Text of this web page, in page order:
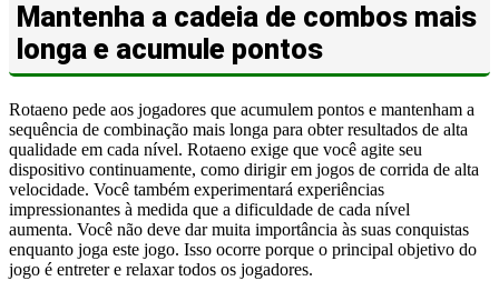
Mantenha a cadeia de combos mais
longa e acumule pontos
Rotaeno pede aos jogadores que acumulem pontos e mantenham a
sequência de combinação mais longa para obter resultados de alta
qualidade em cada nível. Rotaeno exige que você agite seu
dispositivo continuamente, como dirigir em jogos de corrida de alta
velocidade. Você também experimentará experiências
impressionantes à medida que a dificuldade de cada nível
aumenta. Você não deve dar muita importância às suas conquistas
enquanto joga este jogo. Isso ocorre porque o principal objetivo do
jogo é entreter e relaxar todos os jogadores.